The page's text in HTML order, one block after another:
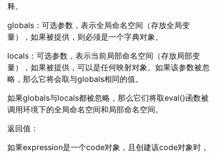
释。
globals：可选参数，表示全局命名空间（存放全局变
量），如果被提供，则必须是一个字典对象。
locals：可选参数，表示当前局部命名空间（存放局部变
量），如果被提供，可以是任何映射对象。如果该参数被忽
略，那么它将会取与globals相同的值。
如果globals与locals都被忽略，那么它们将取eval()函数被
调用环境下的全局命名空间和局部命名空间。
返回值：
如果expression是一个code对象，且创建该code对象时，